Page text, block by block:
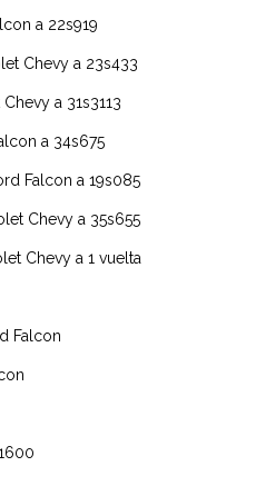
a 22s919
Chevy a 23s433
a 31s3113
a 34s675
Falcon a 19s085
Chevy a 35s655
Chevy a 1 vuelta
Falcon